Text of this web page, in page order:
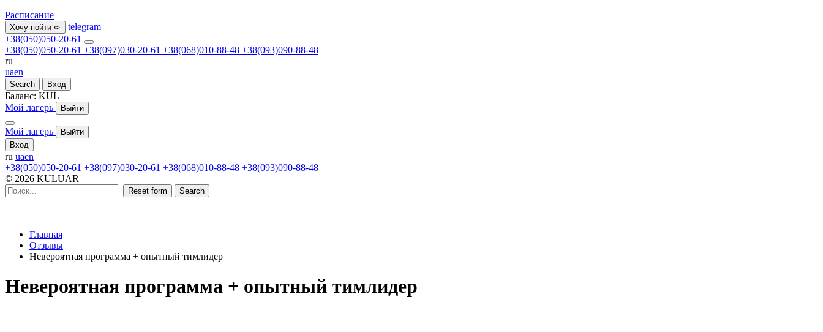
Расписание
Хочу пойти ➪
telegram
+38(050)050-20-61
+38(050)050-20-61 +38(097)030-20-61 +38(068)010-88-48 +38(093)090-88-48
ru
uaen
Search Вход
Баланс: KUL
Мой лагерь
Выйти
Мой лагерь
Выйти
Вход
ru uaen
+38(050)050-20-61 +38(097)030-20-61 +38(068)010-88-48 +38(093)090-88-48
© 2026 KULUAR
Reset form Search
Главная
Отзывы
Невероятная программа + опытный тимлидер
Невероятная программа + опытный тимлидер